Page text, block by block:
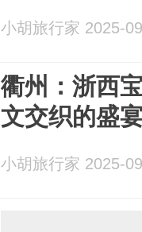
小胡旅行家 2025-
衢州：浙西
文交织的盛
小胡旅行家 2025-